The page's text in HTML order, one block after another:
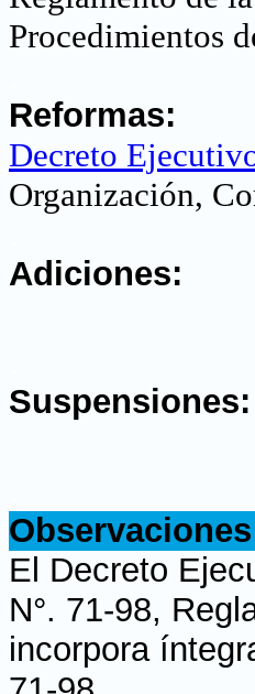
Procedimientos
Reformas:
Decreto
Organización,
Adiciones:
Suspensiones:
El Decreto
N°. 71-98,
incorpora